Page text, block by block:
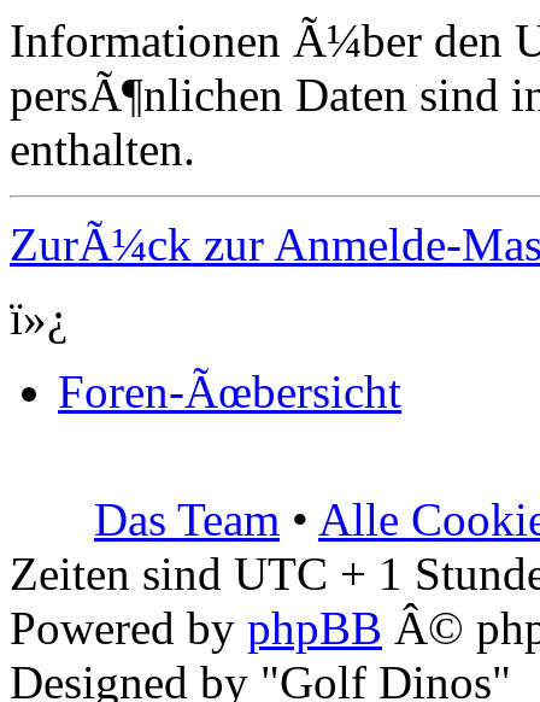
Informationen Ã¼ber den
persÃ¶nlichen Daten sind
enthalten.
ZurÃ¼ck zur Anmelde-
ï»¿
Foren-Ãœbersicht
Das Team • Alle
Zeiten sind UTC + 1
Powered by phpBB Â©
Designed by "Golf Dinos"